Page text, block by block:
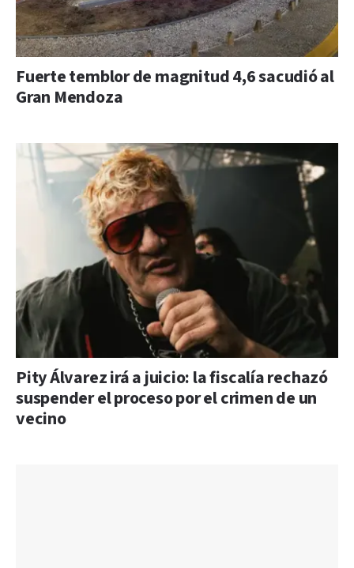
Fuerte temblor de magnitud 4,6 sacudió al
Gran Mendoza
Pity Álvarez irá a juicio: la fiscalía rechazó
suspender el proceso por el crimen de un
vecino